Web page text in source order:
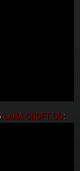
LARA CROFT GO: